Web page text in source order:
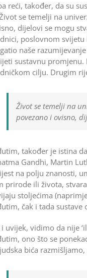
reći, također, da su
se temelji na
dijelovi se mogu
poslovnom svijetu
naše
sustavnu promjenu.
cilju. Drugim
Život se temelji na
povezano i ovisno,
također je istina
Gandhi, Martin
na polju znanosti,
prirode ili života,
stoljećima
čak i tada
i uvijek, vidimo da nije
ono što se
bića